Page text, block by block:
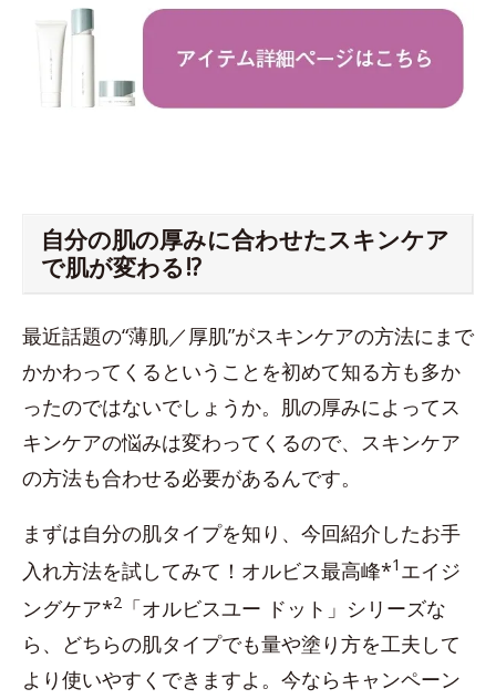
自分の肌の厚みに合わせたスキンケア
で肌が変わる!?
最近話題の“薄肌／厚肌”がスキンケアの方法にまで
かかわってくるということを初めて知る方も多か
ったのではないでしょうか。肌の厚みによってス
キンケアの悩みは変わってくるので、スキンケア
の方法も合わせる必要があるんです。
まずは自分の肌タイプを知り、今回紹介したお手
入れ方法を試してみて！オルビス最高峰*1 エイジ
ングケア*2 「オルビスユー ドット」シリーズな
ら、どちらの肌タイプでも量や塗り方を工夫して
より使いやすくできますよ。今ならキャンペーン